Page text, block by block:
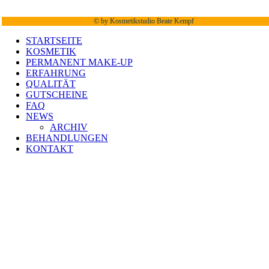
© by Kosmetikstudio Beate Kempf
STARTSEITE
KOSMETIK
PERMANENT MAKE-UP
ERFAHRUNG
QUALITÄT
GUTSCHEINE
FAQ
NEWS
ARCHIV
BEHANDLUNGEN
KONTAKT